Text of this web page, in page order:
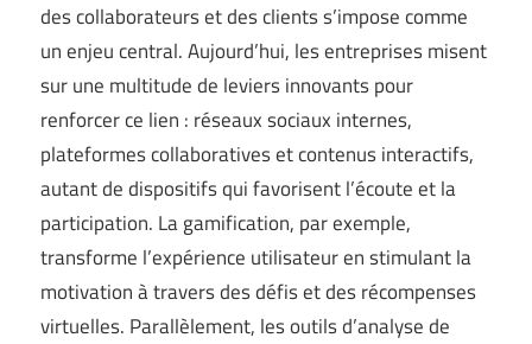
des collaborateurs et des clients s’impose comme
un enjeu central. Aujourd’hui, les entreprises misent
sur une multitude de leviers innovants pour
renforcer ce lien : réseaux sociaux internes,
plateformes collaboratives et contenus interactifs,
autant de dispositifs qui favorisent l’écoute et la
participation. La gamification, par exemple,
transforme l’expérience utilisateur en stimulant la
motivation à travers des défis et des récompenses
virtuelles. Parallèlement, les outils d’analyse de